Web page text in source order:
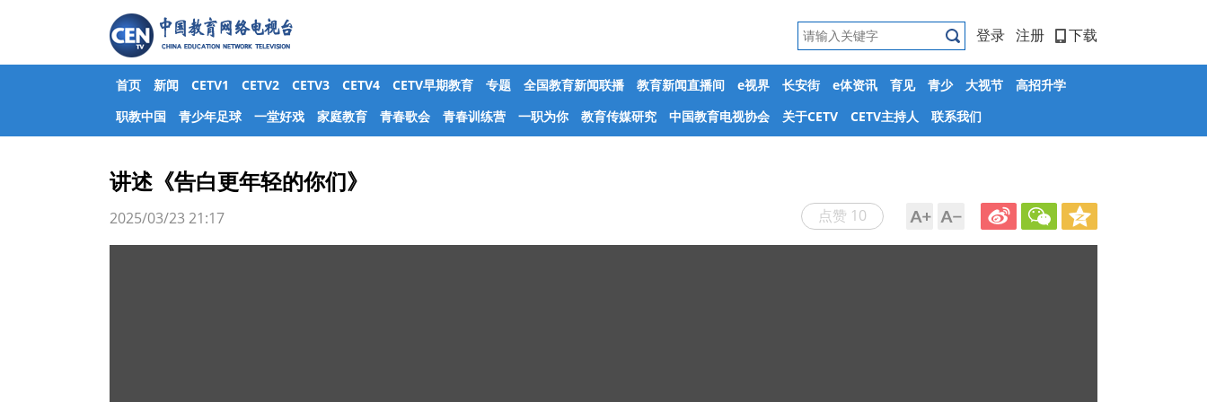
登录 注册 下载
首页 新闻 CETV1 CETV2 CETV3 CETV4 CETV早期教育 专题 全国教育新闻联播 教育新闻直播间 e视界 长安街 e体资讯 育见 青少 大视节
高招升学
职教中国
青少年足球 一堂好戏 家庭教育 青春歌会 青春训练营 一职为你 教育传媒研究 中国教育电视协会 关于CETV CETV主持人 联系我们
讲述《告白更年轻的你们》
点赞 10
2025/03/23 21:17